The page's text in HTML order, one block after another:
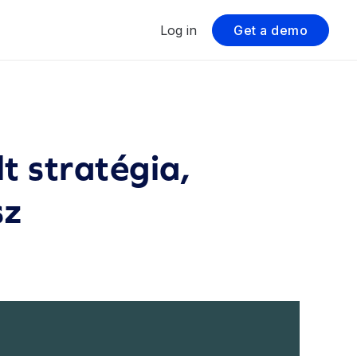
Log in Get a demo
stratégia,